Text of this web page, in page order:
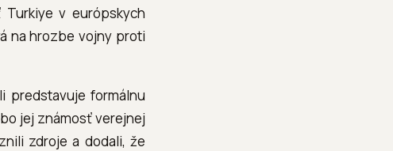
v európskych
na hrozbe vojny proti
predstavuje formálnu
jej známosť verejnej
zdroje a dodali, že